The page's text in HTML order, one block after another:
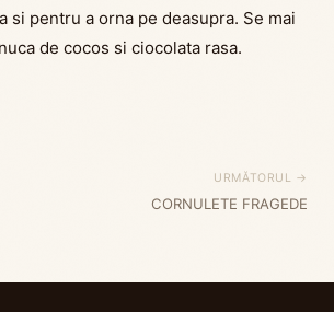
si pentru a orna pe deasupra. Se mai
de cocos si ciocolata rasa.
URMĂTORUL →
CORNULETE FRAGEDE